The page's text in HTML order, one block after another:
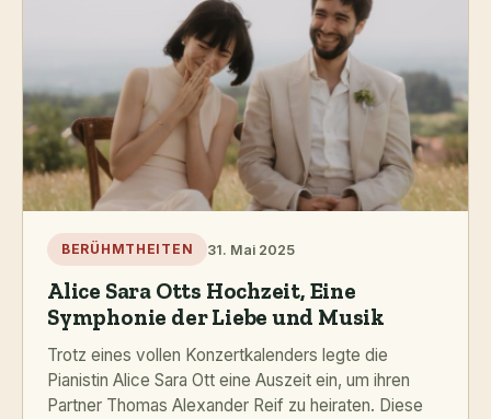
BERÜHMTHEITEN 31. Mai 2025
Alice Sara Otts Hochzeit, Eine
Symphonie der Liebe und Musik
Trotz eines vollen Konzertkalenders legte die
Pianistin Alice Sara Ott eine Auszeit ein, um ihren
Partner Thomas Alexander Reif zu heiraten. Diese